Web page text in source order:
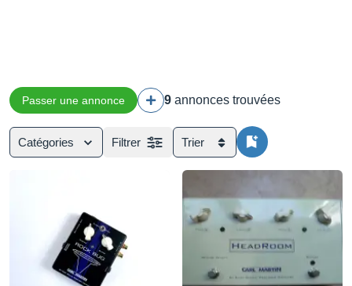
Passer une annonce 9 annonces trouvées
Catégories Filtrer Trier